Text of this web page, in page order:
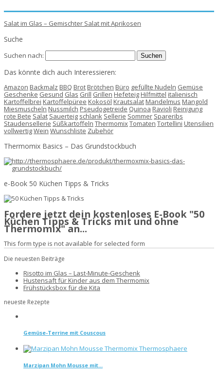
Salat im Glas – Gemischter Salat mit Aprikosen
Suche
Suchen nach:
Das könnte dich auch Interessieren:
Amazon Backmalz BBQ BrotBrötchen Büro gefüllte Nudeln Gemüse
Geschenke Gesund Glas Grill Grillen HefeteigHilfmittel italienisch
Kartoffelbrei Kartoffelpüree Kokosöl KrautsalatMandelmus Mangold
Miesmuscheln Nussmilch Pseudogetreide Quinoa Ravioli Reinigung
rote Bete Salat Sauerteig schlank Sellerie Sommer Spareribs
Staudensellerie Süßkartoffeln ThermomixTomaten Tortellini Utensilien
vollwertigWein Wunschliste Zubehör
Thermomix Basics – Das Grundstockbuch
e-Book 50 Küchen Tipps & Tricks
Fordere jetzt dein kostenloses E-Book "50
Küchen Tipps & Tricks mit und ohne
Thermomix" an...
This form type is not available for selected form
Die neuesten Beiträge
Risotto im Glas – Last-Minute-Geschenk
Hustensaft für Kinder aus dem Thermomix
Frühstücksbox für die Kita
neueste Rezepte
Gemüse-Terrine mit Couscous
Marzipan Mohn Mousse mit...